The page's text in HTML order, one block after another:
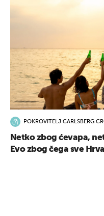
POKROVITELJ CARLSBERG
Netko zbog ćevapa,
Evo zbog čega sve